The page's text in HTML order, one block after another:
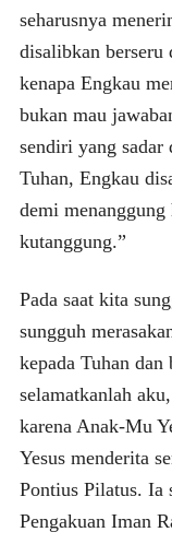
seharusnya
disalibkan
kenapa Engkau
bukan mau
sendiri yang sadar
Tuhan, Engkau
demi menanggung
kutanggung.”
Pada saat kita
sungguh
kepada Tuhan
selamatkanlah
karena Anak-Mu
Yesus menderita
Pontius Pilatus. Ia
Pengakuan Iman